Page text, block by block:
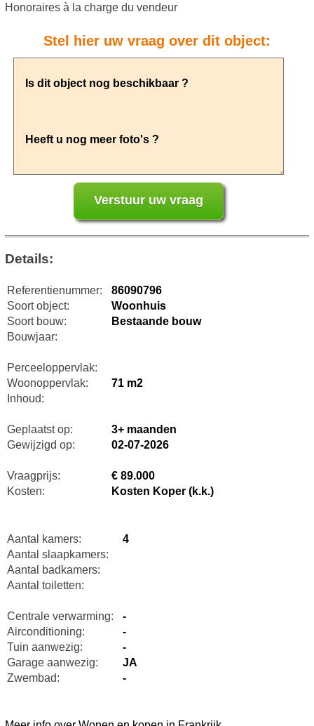
Honoraires à la charge du vendeur
Stel hier uw vraag over dit object:
Details:
Referentienummer:
86090796
Soort object:
Woonhuis
Soort bouw:
Bestaande bouw
Bouwjaar:
Perceeloppervlak:
Woonoppervlak:
71 m2
Inhoud:
Geplaatst op:
3+ maanden
Gewijzigd op:
02-07-2026
Vraagprijs:
€ 89.000
Kosten:
Kosten Koper (k.k.)
Aantal kamers:
4
Aantal slaapkamers:
Aantal badkamers:
Aantal toiletten:
Centrale verwarming:
-
Airconditioning:
-
Tuin aanwezig:
-
Garage aanwezig:
JA
Zwembad:
-